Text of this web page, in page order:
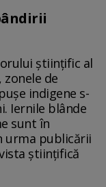
științific al
zonele de
indigene s-
Iernile blânde
sunt în
urma publicării
ştiinţifică